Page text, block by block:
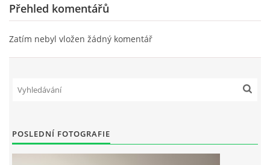
Přehled komentářů
Zatím nebyl vložen žádný komentář
POSLEDNÍ FOTOGRAFIE